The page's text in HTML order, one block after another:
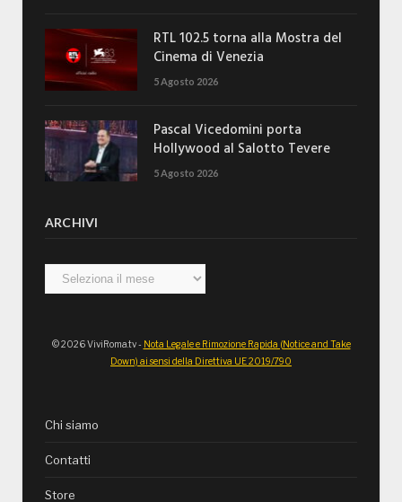
RTL 102.5 torna alla Mostra del
Cinema di Venezia
5 Agosto 2026
Pascal Vicedomini porta
Hollywood al Salotto Tevere
5 Agosto 2026
ARCHIVI
Archivi
© 2026 ViviRoma.tv - Nota Legale e Rimozione Rapida (Notice and Take
Down) ai sensi della Direttiva UE 2019/790
Chi siamo
Contatti
Store